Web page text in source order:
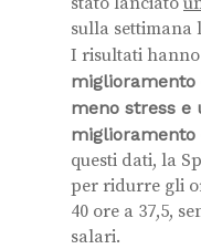
sulla settimana
I risultati
meno stress e
miglioramento
questi dati, la
per ridurre gli
40 ore a 37,5,
salari.